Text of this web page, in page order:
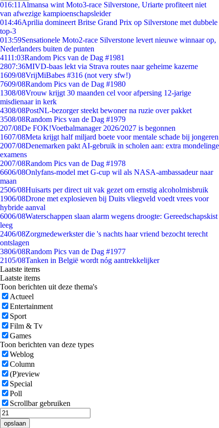
016:11 Almansa wint Moto3-race Silverstone, Uriarte profiteert niet
van afwezige kampioenschapsleider
014:46Aprilia domineert Britse Grand Prix op Silverstone met dubbele
top-3
013:59Sensationele Moto2-race Silverstone levert nieuwe winnaar op,
Nederlanders buiten de punten
4111:03Random Pics van de Dag #1981
2807:36MIVD-baas lekt via Strava routes naar geheime kazerne
1609/08VrijMiBabes #316 (not very sfw!)
7609/08Random Pics van de Dag #1980
1308/08Vrouw krijgt 30 maanden cel voor afpersing 12-jarige
misdienaar in kerk
4308/08PostNL-bezorger steekt bewoner na ruzie over pakket
3508/08Random Pics van de Dag #1979
207/08De FOK!Voetbalmanager 2026/2027 is begonnen
1607/08Meta krijgt half miljard boete voor mentale schade bij jongeren
2007/08Denemarken pakt AI-gebruik in scholen aan: extra mondelinge
examens
2007/08Random Pics van de Dag #1978
6606/08Onlyfans-model met G-cup wil als NASA-ambassadeur naar
maan
2506/08Huisarts per direct uit vak gezet om ernstig alcoholmisbruik
1906/08Drone met explosieven bij Duits vliegveld voedt vrees voor
hybride aanval
6006/08Waterschappen slaan alarm wegens droogte: Gereedschapskist
leeg
2406/08Zorgmedewerkster die 's nachts haar vriend bezocht terecht
ontslagen
3806/08Random Pics van de Dag #1977
2105/08Tanken in België wordt nóg aantrekkelijker
Laatste items
Laatste items
Toon berichten uit deze thema's
Actueel
Entertainment
Sport
Film & Tv
Games
Toon berichten van deze types
Weblog
Column
(P)review
Special
Poll
Scrollbar gebruiken
opslaan